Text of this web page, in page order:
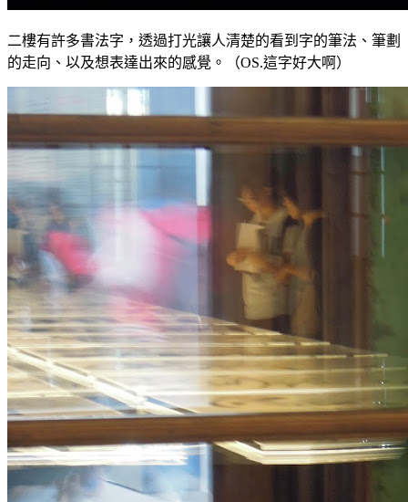
二樓有許多書法字，透過打光讓人清楚的看到字的筆法、筆劃
的走向、以及想表達出來的感覺。（OS.這字好大啊）